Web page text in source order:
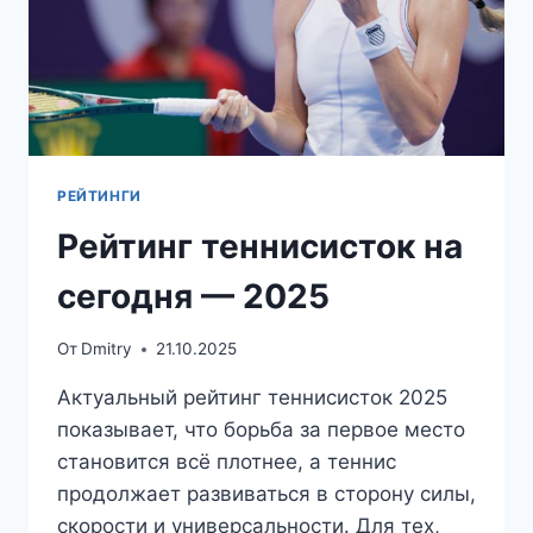
РЕЙТИНГИ
Рейтинг теннисисток на
сегодня — 2025
От Dmitry 21.10.2025
Актуальный рейтинг теннисисток 2025
показывает, что борьба за первое место
становится всё плотнее, а теннис
продолжает развиваться в сторону силы,
скорости и универсальности. Для тех,